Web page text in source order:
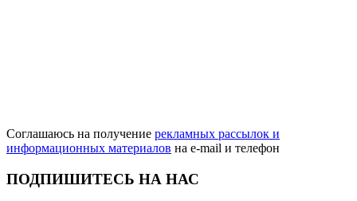
Соглашаюсь на получение рекламных рассылок и
информационных материалов на e‑mail и телефон
ПОДПИШИТЕСЬ НА НАС